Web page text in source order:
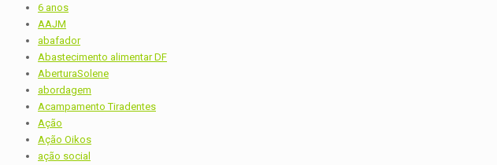
6 anos
AAJM
abafador
Abastecimento alimentar DF
AberturaSolene
abordagem
Acampamento Tiradentes
Ação
Ação Oikos
ação social